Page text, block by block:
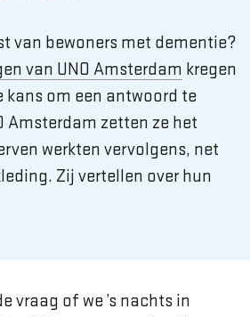
van bewoners met dementie?
van UNO Amsterdam kregen
om een antwoord te
Amsterdam zetten ze het
werkten vervolgens, net
Zij vertellen over hun
vraag of we ’s nachts in